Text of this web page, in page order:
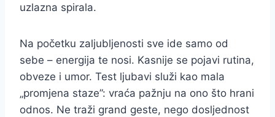
uzlazna spirala.
Na početku zaljubljenosti sve ide samo od
sebe – energija te nosi. Kasnije se pojavi rutina,
obveze i umor. Test ljubavi služi kao mala
„promjena staze”: vraća pažnju na ono što hrani
odnos. Ne traži grand geste, nego dosljednost